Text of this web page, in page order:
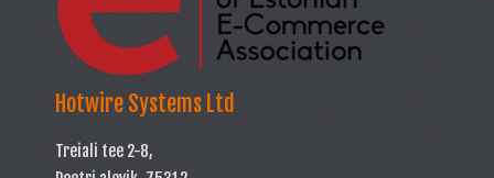
Hotwire Systems Ltd
Treiali tee 2-8,